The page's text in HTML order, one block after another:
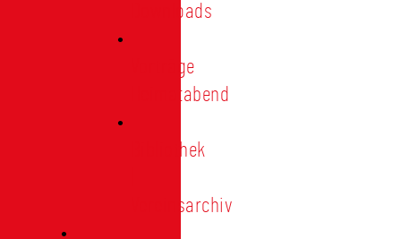
Downloads
Vorträge
Heimatabend
Bibliothek
Vereinsarchiv